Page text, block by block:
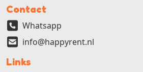
Contact
Whatsapp
info@happyrent.nl
Links